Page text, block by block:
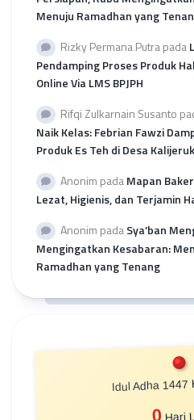
Menuju Ramadhan yang
Rizky Permana Putrapada
Pendamping Proses Produk
Online Via LMS BPJPH
Rifqi Zulkarnain Susanto
Naik Kelas: Febrian Fawzi
Produk Es Teh di Desa Kalijeruk
Anonim padaMapan
Lezat, Higienis, dan Terjamin
Anonim padaSya’ban
Mengingatkan Kesabaran:
Ramadhan yang Tenang
Idul Adha 1447
0 Hari